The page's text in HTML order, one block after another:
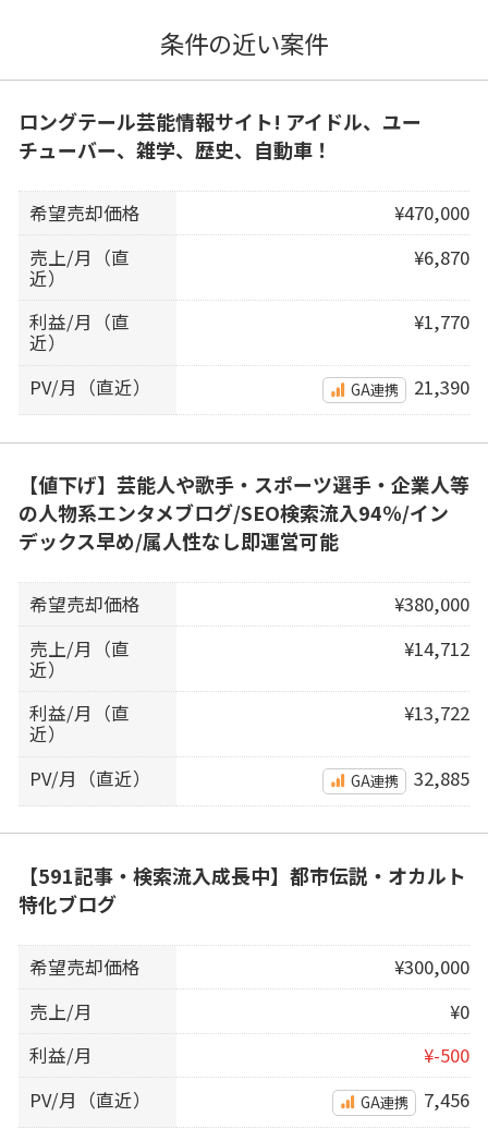
条件の近い案件
ロングテール芸能情報サイト! アイドル、ユー
チューバー、雑学、歴史、自動車！
希望売却価格
¥470,000
売上/月（直
近）
¥6,870
利益/月（直
近）
¥1,770
PV/月（直近） GA連携 21,390
【値下げ】芸能人や歌手・スポーツ選手・企業人等
の人物系エンタメブログ/SEO検索流入94％/イン
デックス早め/属人性なし即運営可能
希望売却価格
¥380,000
売上/月（直
近）
¥14,712
利益/月（直
近）
¥13,722
PV/月（直近） GA連携 32,885
【591記事・検索流入成長中】都市伝説・オカルト
特化ブログ
希望売却価格
¥300,000
売上/月
¥0
利益/月
¥-500
PV/月（直近）
GA連携 7,456